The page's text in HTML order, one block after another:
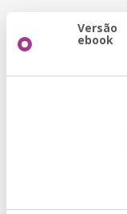
Versão
ebook